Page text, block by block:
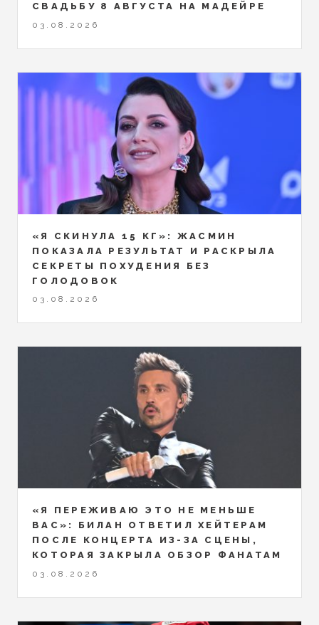
СВАДЬБУ 8 АВГУСТА НА МАДЕЙРЕ
03.08.2026
«Я СКИНУЛА 15 КГ»: ЖАСМИН
ПОКАЗАЛА РЕЗУЛЬТАТ И РАСКРЫЛА
СЕКРЕТЫ ПОХУДЕНИЯ БЕЗ
ГОЛОДОВОК
03.08.2026
«Я ПЕРЕЖИВАЮ ЭТО НЕ МЕНЬШЕ
ВАС»: БИЛАН ОТВЕТИЛ ХЕЙТЕРАМ
ПОСЛЕ КОНЦЕРТА ИЗ-ЗА СЦЕНЫ,
КОТОРАЯ ЗАКРЫЛА ОБЗОР ФАНАТАМ
03.08.2026